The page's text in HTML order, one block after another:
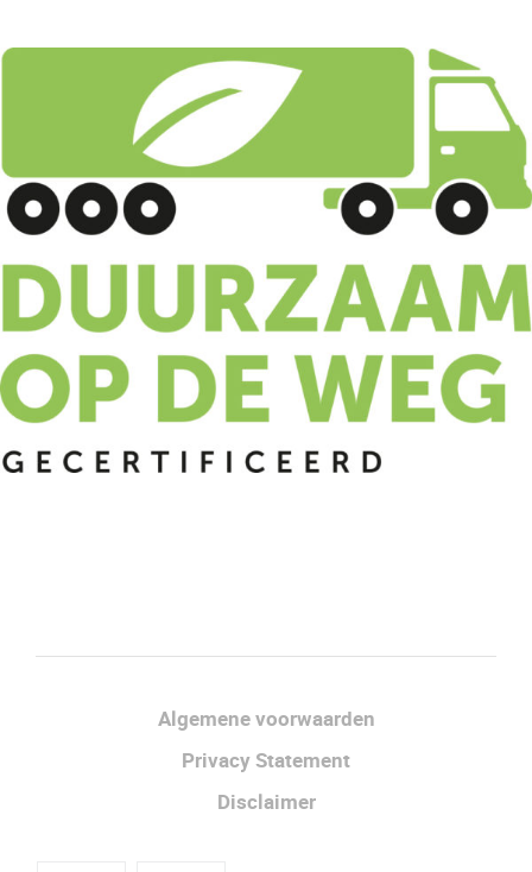
Algemene voorwaarden
Privacy Statement
Disclaimer